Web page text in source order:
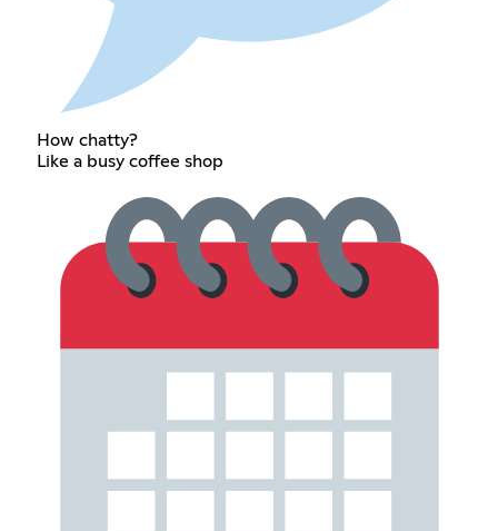
How chatty?
Like a busy coffee shop